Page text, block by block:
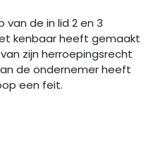
van de in lid 2 en 3
kenbaar heeft gemaakt
zijn herroepingsrecht
de ondernemer heeft
een feit.